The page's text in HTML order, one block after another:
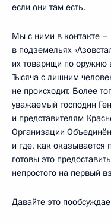
если они там есть.
Мы с ними в контакте –
в подземельях
их товарищи по
Тысяча с лишним
не происходит. Более
уважаемый господин
и представителям
Организации
и где, как
готовы это
непростого на первый
Давайте это